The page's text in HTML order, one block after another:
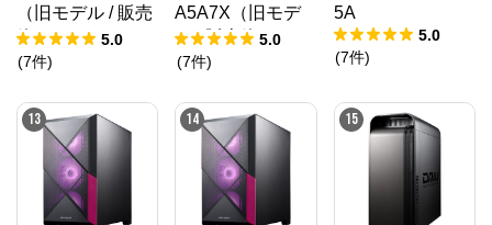
（旧モデル / 販売
終了）
5.0
(7件)
A5A7X（旧モデ
ル / 販売終了）
5.0
(7件)
5A
5.0
(7件)
13 14 15